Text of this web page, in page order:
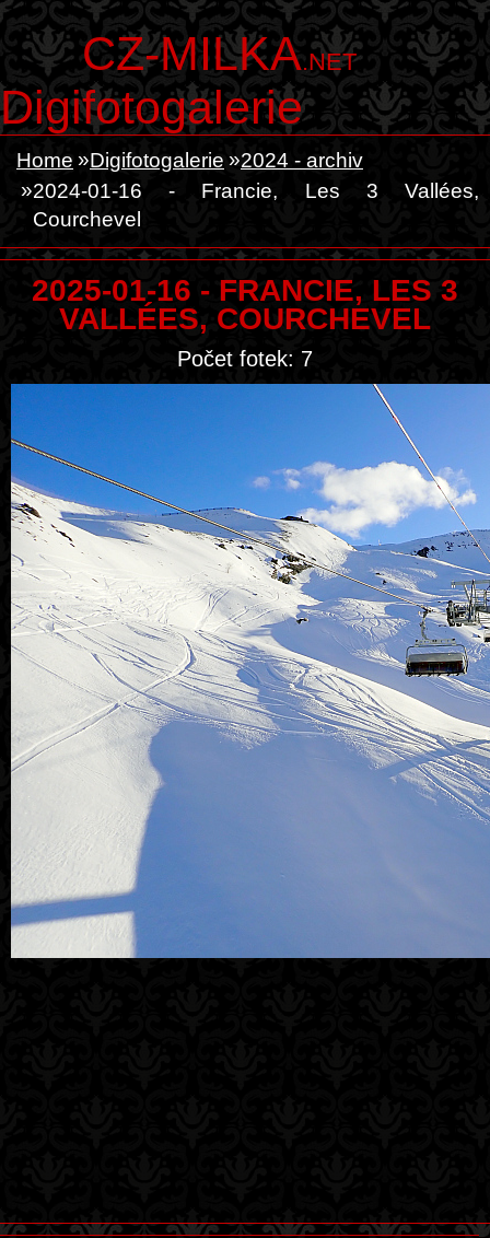
CZ-MILKA.NET
Digifotogalerie
Home Digifotogalerie
2024 - archiv
2024-01-16 - Francie, Les 3 Vallées,
Courchevel
2025-01-16 - FRANCIE, LES 3
VALLÉES, COURCHEVEL
Počet fotek: 7